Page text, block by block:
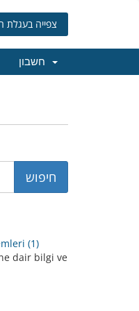
צפייה בעגלת
(1)
dair bilgi ve